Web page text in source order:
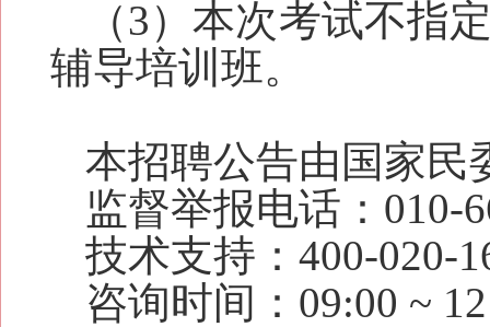
（3）本次考试不指
辅导培训班。
本招聘公告由国家民
监督举报电话：010-
技术支持： 400-020-
咨询时间：09:00 ~